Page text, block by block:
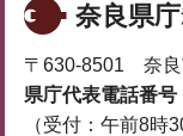
奈良県庁
〒630-8501 奈良
県庁代表電話番号
（受付：午前8時